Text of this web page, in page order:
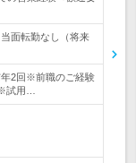
面転勤なし（将来
年2回※前職のご経験
試用…